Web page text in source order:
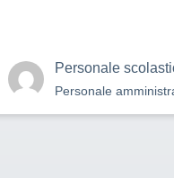
Personale
Personale